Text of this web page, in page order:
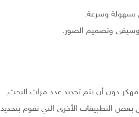
بسهولة وسرعة.
وتصميم الصور.
كما أنه ستتمكن من البحث كثيراً في برنامج الذكاء الاصطناعي ChatGPT Apk مهكر دون أن يتم تحديد عدد مرات البحث,
التطبيقات الأخرى التي تقوم بتحديد